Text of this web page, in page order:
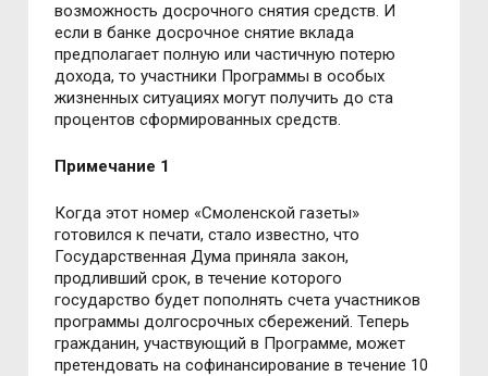
возможность досрочного снятия средств. И
если в банке досрочное снятие вклада
предполагает полную или частичную потерю
дохода, то участники Программы в особых
жизненных ситуациях могут получить до ста
процентов сформированных средств.
Примечание 1
Когда этот номер «Смоленской газеты»
готовился к печати, стало известно, что
Государственная Дума приняла закон,
продливший срок, в течение которого
государство будет пополнять счета участников
программы долгосрочных сбережений. Теперь
гражданин, участвующий в Программе, может
претендовать на софинансирование в течение 10